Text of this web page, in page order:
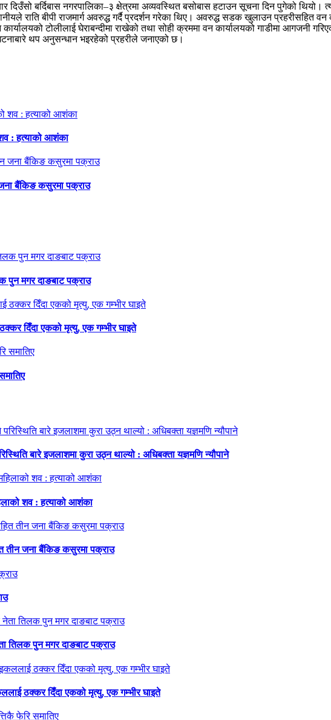
दिउँसो बर्दिबास नगरपालिका–३ क्षेत्रमा अव्यवस्थित बसोबास हटाउन सूचना दिन पुगेको
राति बीपी राजमार्ग अवरुद्ध गर्दै प्रदर्शन गरेका थिए। अवरुद्ध सडक खुलाउन प्रहरीसहित
टोलीलाई घेराबन्दीमा राखेको तथा सोही क्रममा वन कार्यालयको गाडीमा आगजनी
थप अनुसन्धान भइरहेको प्रहरीले जनाएको छ।
शव : हत्याको आशंका
बैंकिङ कसुरमा पक्राउ
पुन मगर दाङबाट पक्राउ
दिँदा एकको मृत्यु, एक गम्भीर घाइते
बारे इजलाशमा कुरा उठ्न थाल्यो : अधिबक्ता यज्ञमणि न्यौपाने
शव : हत्याको आशंका
तीन जना बैंकिङ कसुरमा पक्राउ
तिलक पुन मगर दाङबाट पक्राउ
ठक्कर दिँदा एकको मृत्यु, एक गम्भीर घाइते